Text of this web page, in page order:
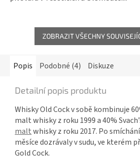
ZOBRAZIT VŠECHNY
Popis Podobné (4) Diskuze
Detailní popis produktu
Whisky Old Cock v sobě kombinuje
malt whisky z roku 1999 a 40%
maltwhisky z roku 2017. Po
měsíce dozrávaly v sudu, ve kterém
Gold Cock.